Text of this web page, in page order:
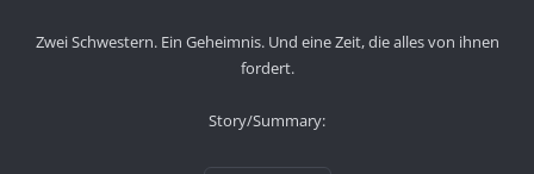
Zwei Schwestern. Ein Geheimnis. Und eine Zeit, die alles von ihnen
fordert.
Story/Summary: